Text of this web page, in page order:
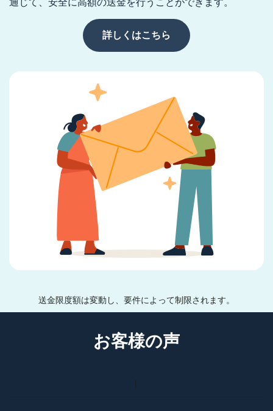
通じて、安全に高額の送金を行うことができます。
詳しくはこちら
送金限度額は変動し、要件によって制限されます。
お客様の声